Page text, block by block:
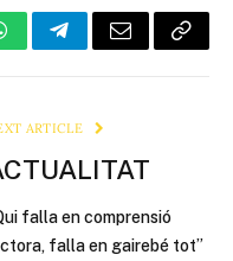
TelegramEmail Copy
ARTICLE
falla en comprensió
falla en gairebé tot”